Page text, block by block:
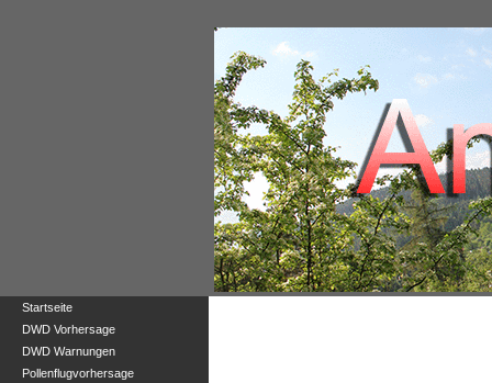
Startseite
DWD Vorhersage
DWD Warnungen
Pollenflugvorhersage